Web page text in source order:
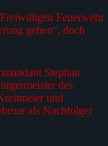
Feuerwehr
gehen“, doch
Stephan
des
und
als Nachfolger